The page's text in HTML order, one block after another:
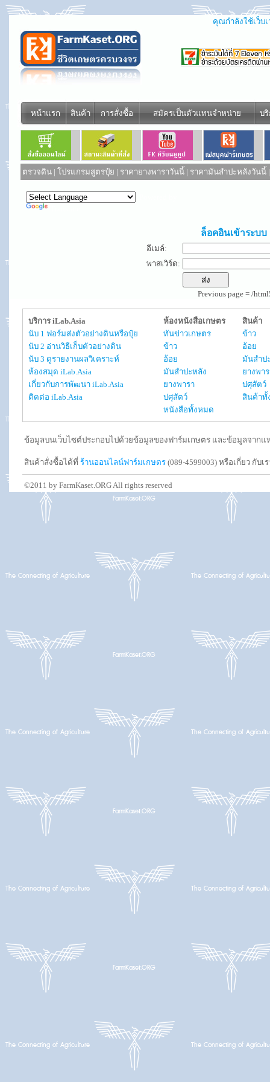
คุณกำลังใช้เว็บ
หน้าแรก สินค้า การสั่งซื้อ สมัครเป็นตัวแทนจำหน่าย บ
ตรวจดิน | โปรแกรมสูตรปุ๋ย | ราคายางพาราวันนี้ | ราคามันสำปะหลังวันนี้
ล็อคอินเข้าระบบ
อีเมล์:
พาสเวิร์ด:
Previous page = /
บริการ iLab.Asia
นับ 1 ฟอร์มส่งตัวอย่างดินหรือปุ๋ย
นับ 2 อ่านวิธีเก็บตัวอย่างดิน
นับ 3 ดูรายงานผลวิเคราะห์
ห้องสมุด iLab.Asia
เกี่ยวกับการพัฒนา iLab.Asia
ติดต่อ iLab.Asia
ห้องหนังสือเกษตร
ทันข่าวเกษตร
ข้าว
อ้อย
มันสำปะหลัง
ยางพารา
ปศุสัตว์
หนังสือทั้งหมด
สินค้า
ข้าว
อ้อย
มันสำป
ยางพา
ปศุสัตว์
สินค้าทั้
ข้อมูลบนเว็บไซต์ประกอบไปด้วยข้อมูลของฟาร์มเกษตร และข้อมูลจาก
สินค้าสั่งซื้อได้ที่ ร้านออนไลน์ฟาร์มเกษตร (089-4599003) หรือเกี่ยว กับเ
©2011 by FarmKaset.ORG All rights reserved